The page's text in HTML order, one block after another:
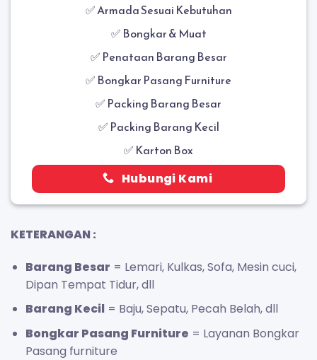
✅ Armada Sesuai Kebutuhan
✅ Bongkar & Muat
✅ Penataan Barang Besar
✅ Bongkar Pasang Furniture
✅ Packing Barang Besar
✅ Packing Barang Kecil
✅ Karton Box
Hubungi Kami
KETERANGAN :
Barang Besar = Lemari, Kulkas, Sofa, Mesin cuci,
Dipan Tempat Tidur, dll
Barang Kecil= Baju, Sepatu, Pecah Belah, dll
Bongkar Pasang Furniture = Layanan Bongkar
Pasang furniture